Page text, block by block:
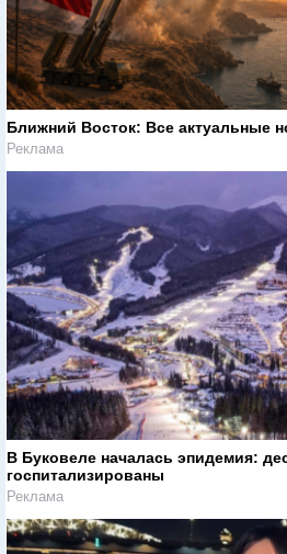
Ближний Восток: Все актуальные
Реклама
В Буковеле началась эпидемия:
госпитализированы
Реклама